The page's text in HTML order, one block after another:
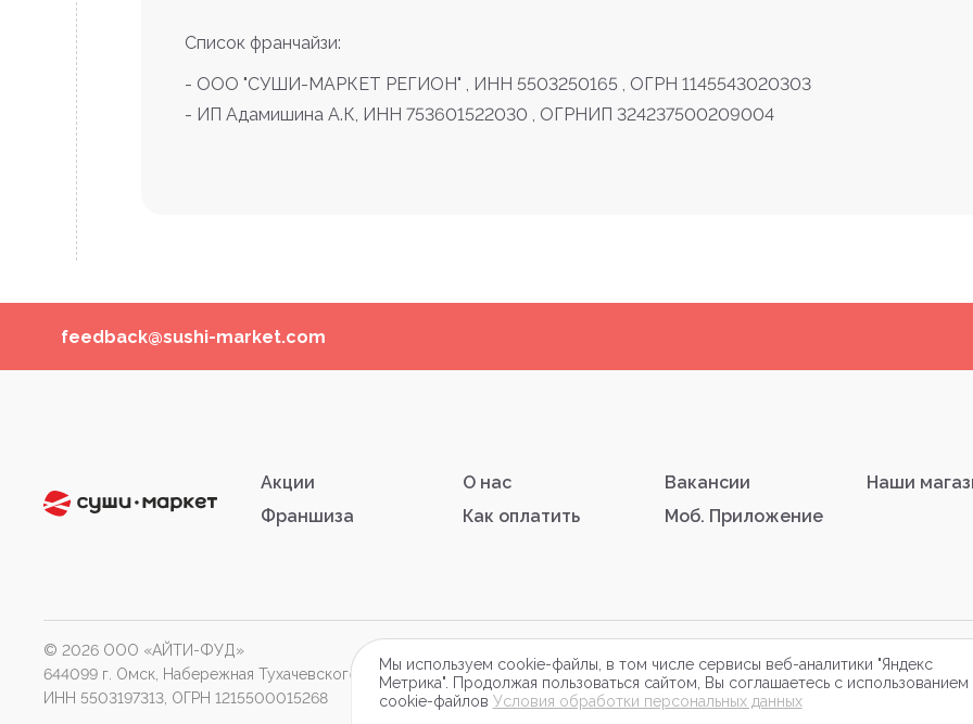
Список франчайзи:
- ООО "СУШИ-МАРКЕТ РЕГИОН" , ИНН 5503250165 , ОГРН 1145543020303
- ИП Адамишина А.К, ИНН 753601522030 , ОГРНИП 324237500209004
feedback@sushi-market.com
Акции О нас Вакансии
Наши
Франшиза
Как оплатить Моб. Приложение
© 2026 ООО «АЙТИ-ФУД»
644099 г. Омск, Набережная Тухачевского, д.16, оф.2П.
ИНН 5503197313, ОГРН 1215500015268
Мы используем cookie-файлы, в том числе сервисы веб-аналитики "Яндекс
Метрика". Продолжая пользоваться сайтом, Вы соглашаетесь с использованием
cookie-файлов Условия обработки персональных данных